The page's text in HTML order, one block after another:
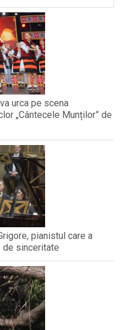
urca pe scena
„Cântecele Munților” de
pianistul care a
sinceritate